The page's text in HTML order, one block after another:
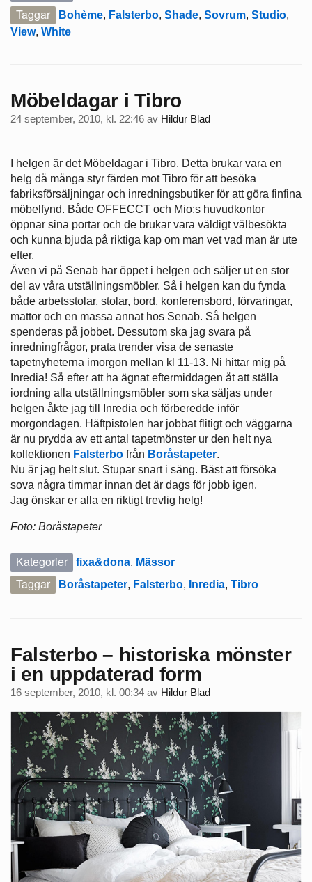
Taggar
Bohème, Falsterbo, Shade, Sovrum, Studio,
View, White
Möbeldagar i Tibro
24 september, 2010, kl. 22:46 av Hildur Blad
I helgen är det Möbeldagar i Tibro. Detta brukar vara en
helg då många styr färden mot Tibro för att besöka
fabriksförsäljningar och inredningsbutiker för att göra finfina
möbelfynd. Både OFFECCT och Mio:s huvudkontor
öppnar sina portar och de brukar vara väldigt välbesökta
och kunna bjuda på riktiga kap om man vet vad man är ute
efter.
Även vi på Senab har öppet i helgen och säljer ut en stor
del av våra utställningsmöbler. Så i helgen kan du fynda
både arbetsstolar, stolar, bord, konferensbord, förvaringar,
mattor och en massa annat hos Senab. Så helgen
spenderas på jobbet. Dessutom ska jag svara på
inredningfrågor, prata trender visa de senaste
tapetnyheterna imorgon mellan kl 11-13. Ni hittar mig på
Inredia! Så efter att ha ägnat eftermiddagen åt att ställa
iordning alla utställningsmöbler som ska säljas under
helgen åkte jag till Inredia och förberedde inför
morgondagen. Häftpistolen har jobbat flitigt och väggarna
är nu prydda av ett antal tapetmönster ur den helt nya
kollektionen Falsterbo från Boråstapeter.
Nu är jag helt slut. Stupar snart i säng. Bäst att försöka
sova några timmar innan det är dags för jobb igen.
Jag önskar er alla en riktigt trevlig helg!
Foto: Boråstapeter
Kategorier fixa&dona, Mässor
Taggar Boråstapeter, Falsterbo, Inredia, Tibro
Falsterbo – historiska mönster
i en uppdaterad form
16 september, 2010, kl. 00:34 av Hildur Blad